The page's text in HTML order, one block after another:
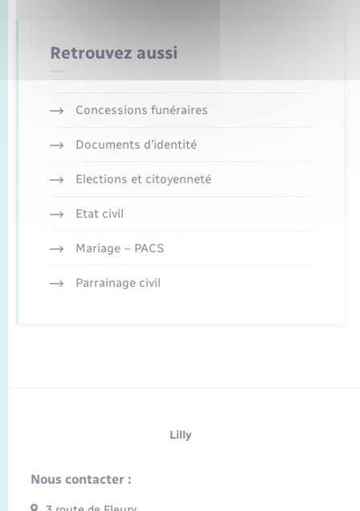
Retrouvez aussi
Concessions funéraires
Documents d’identité
Elections et citoyenneté
Etat civil
Mariage – PACS
Parrainage civil
Lilly
Nous contacter :